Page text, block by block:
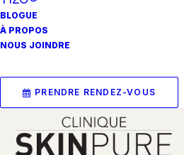
BLOGUE
À PROPOS
NOUS JOINDRE
PRENDRE RENDEZ-VOUS